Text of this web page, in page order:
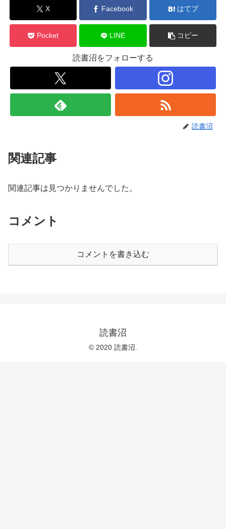
X Facebook はてブ
Pocket LINE コピー
読書沼をフォローする
読書沼
関連記事
関連記事は見つかりませんでした。
コメント
コメントを書き込む
読書沼
© 2020 読書沼.